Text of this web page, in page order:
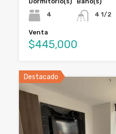
4
4 1/2
Venta
$445,000
Destacado